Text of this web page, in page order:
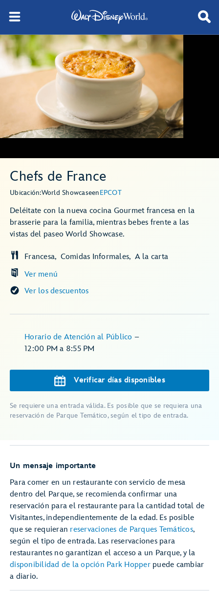
Chefs de France
Ubicación:World ShowcaseenEPCOT
Deléitate con la nueva cocina Gourmet francesa en la
brasserie para la familia, mientras bebes frente a las
vistas del paseo World Showcase.
Ver menú
Francesa Comidas Informales A la carta
Ver los descuentos
Horario de Atención al Público –
12:00 PM a 8:55 PM
Verificar días disponibles
Se requiere una entrada válida. Es posible que se requiera una
reservación de Parque Temático, según el tipo de entrada.
Un mensaje importante
Para comer en un restaurante con servicio de mesa
dentro del Parque, se recomienda confirmar una
reservación para el restaurante para la cantidad total de
Visitantes, independientemente de la edad. Es posible
que se requieran reservaciones de Parques Temáticos,
según el tipo de entrada. Las reservaciones para
restaurantes no garantizan el acceso a un Parque, y la
disponibilidad de la opción Park Hopperpuede cambiar
a diario.